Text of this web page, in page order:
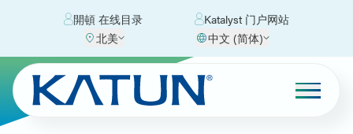
開頓 在线目录
Katalyst 门户网站
北美
中文 (简体)